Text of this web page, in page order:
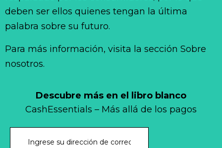
Descubre más en el libro blanco
CashEssentials – Más allá de los pagos
deben ser ellos quienes tengan la última
palabra sobre su futuro.
Para más información, visita la sección Sobre
nosotros.